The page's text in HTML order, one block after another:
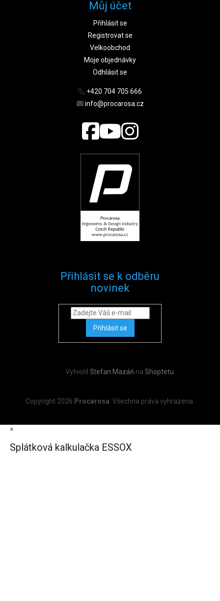
Můj účet
Přihlásit se
Registrovat se
Velkoobchod
Moje objednávky
Odhlásit se
+420 704 705 666
info@procarosa.cz
Přihlásit se k odběru
novinek
Přihlásit se
Vytvořil Štefan Mazáň na Shoptetu
Copyright 2026 Procarosa . Všechna práva vyhrazena.
×
Splátková kalkulačka ESSOX